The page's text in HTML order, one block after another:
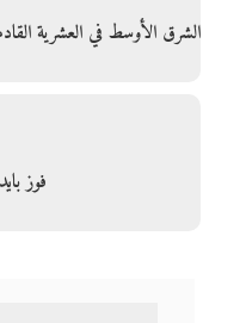
الشرق الأوسط في العشرية
فوز